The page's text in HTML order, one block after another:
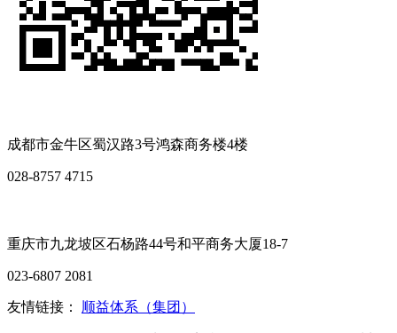
成都市金牛区蜀汉路3号鸿森商务楼4楼
028-8757 4715
重庆市九龙坡区石杨路44号和平商务大厦18-7
023-6807 2081
友情链接： 顺益体系（集团）